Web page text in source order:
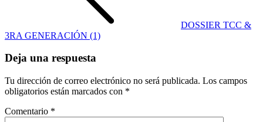
DOSSIER TCC &
3RA GENERACIÓN (1)
Deja una respuesta
Tu dirección de correo electrónico no será publicada. Los campos
obligatorios están marcados con *
Comentario *